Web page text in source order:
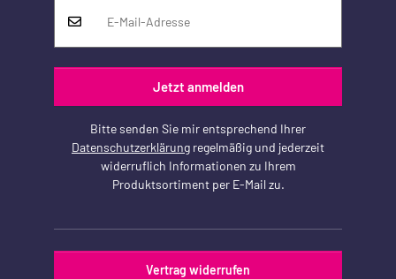
Jetzt anmelden
Bitte senden Sie mir entsprechend Ihrer
Datenschutzerklärung regelmäßig und jederzeit
widerruflich Informationen zu Ihrem
Produktsortiment per E-Mail zu.
Vertrag widerrufen